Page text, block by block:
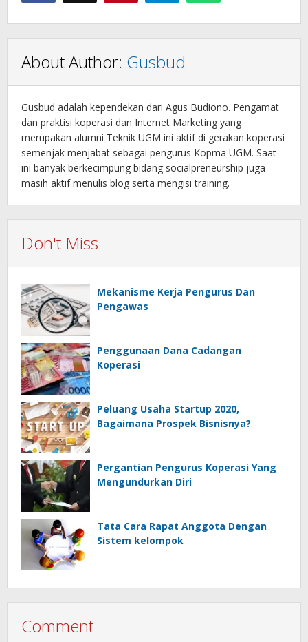
About Author: Gusbud
Gusbud adalah kependekan dari Agus Budiono. Pengamat
dan praktisi koperasi dan Internet Marketing yang
merupakan alumni Teknik UGM ini aktif di gerakan koperasi
semenjak menjabat sebagai pengurus Kopma UGM. Saat
ini banyak berkecimpung bidang socialpreneurship juga
masih aktif menulis blog serta mengisi training.
Don't Miss
Mekanisme Kerja Pengurus Dan
Pengawas
Penggunaan Dana Cadangan
Koperasi
Peluang Usaha Startup 2020,
Bagaimana Prospek Bisnisnya?
Pergantian Pengurus Koperasi Yang
Mengundurkan Diri
Tata Cara Rapat Anggota Dengan
Sistem kelompok
Comment